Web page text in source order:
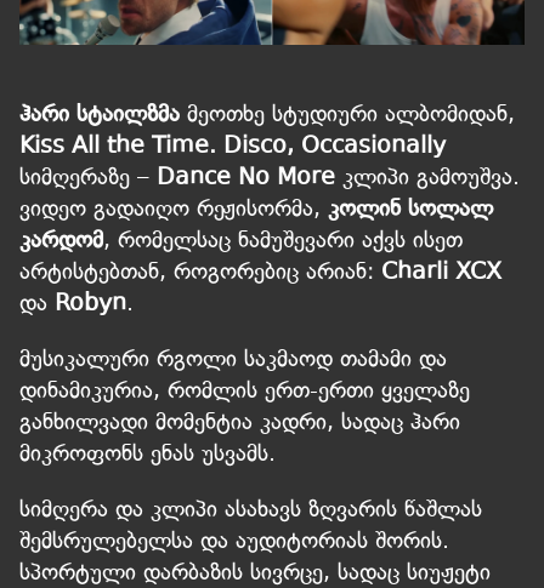
ჰარი სტაილზმა მეოთხე სტუდიური ალბომიდან,
Kiss All the Time. Disco, Occasionally
სიმღერაზე – Dance No More კლიპი გამოუშვა.
ვიდეო გადაიღო რეჟისორმა, კოლინ სოლალ
კარდომ, რომელსაც ნამუშევარი აქვს ისეთ
არტისტებთან, როგორებიც არიან: Charli XCX
და Robyn.
მუსიკალური რგოლი საკმაოდ თამამი და
დინამიკურია, რომლის ერთ-ერთი ყველაზე
განხილვადი მომენტია კადრი, სადაც ჰარი
მიკროფონს ენას უსვამს.
სიმღერა და კლიპი ასახავს ზღვარის წაშლას
შემსრულებელსა და აუდიტორიას შორის.
სპორტული დარბაზის სივრცე, სადაც სიუჟეტი